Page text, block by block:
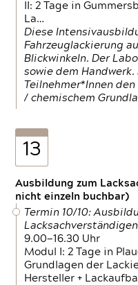
II: 2 Tage in
La…
Diese
Fahrzeuglackierung
Blickwinkeln. Der
sowie dem
Teilnehmer*Innen
/ chemischem
13
Ausbildung zum
nicht einzeln buchbar)
Termin 10/10:
Lacksachverständigen
9.00—16.30 Uhr
Modul I: 2 Tage in
Grundlagen der
Hersteller +